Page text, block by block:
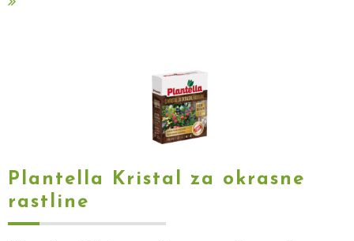
Plantella Kristal za okrasne
rastline